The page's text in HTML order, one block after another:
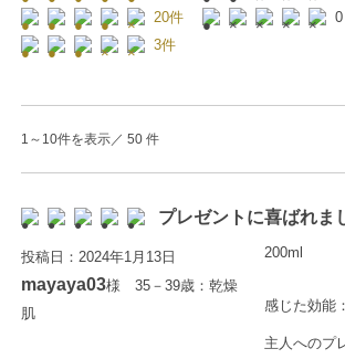
20件
0
3件
1～10件を表示／ 50 件
プレゼントに喜ばれま
投稿日：2024年1月13日
mayaya03様 35－39歳：乾燥
肌
200ml
感じた効能
主人へのプ